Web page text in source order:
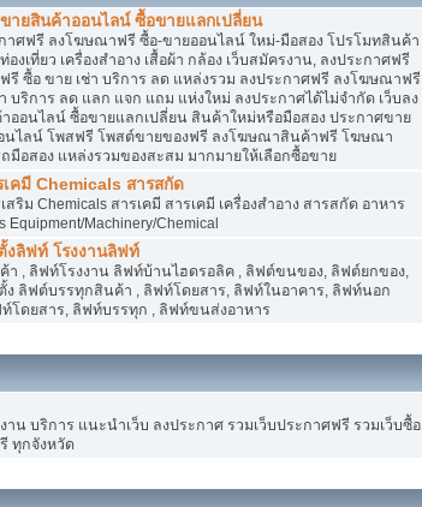
ายสินค้าออนไลน์ ซื้อขายแลกเปลี่ยน
กาศฟรี ลงโฆษณาฟรี ซื้อ-ขายออนไลน์ ใหม่-มือสอง โปรโมทสินค้า
องเที่ยว เครื่องสำอาง เสื้อผ้า กล้อง เว็บสมัครงาน, ลงประกาศฟรี
ซื้อ ขาย เช่า บริการ ลด แหล่งรวม ลงประกาศฟรี ลงโฆษณาฟรี
บริการ ลด แลก แจก แถม แห่งใหม่ ลงประกาศได้ไม่จำกัด เว็บลง
อนไลน์ ซื้อขายแลกเปลี่ยน สินค้าใหม่หรือมือสอง ประกาศขาย
นไลน์ โพสฟรี โพสต์ขายของฟรี ลงโฆษณาสินค้าฟรี โฆษณา
อสอง แหล่งรวมของสะสม มากมายให้เลือกซื้อขาย
คมี Chemicals สารสกัด
ม Chemicals สารเคมี สารเคมี เครื่องสำอาง สารสกัด อาหาร
Equipment/Machinery/Chemical
ลิฟท์ โรงงานลิฟท์
, ลิฟท์โรงงาน ลิฟท์บ้านไฮดรอลิค , ลิฟต์ขนของ, ลิฟต์ยกของ,
ง ลิฟต์บรรทุกสินค้า , ลิฟท์โดยสาร, ลิฟท์ในอาคาร, ลิฟท์นอก
โดยสาร, ลิฟท์บรรทุก , ลิฟท์ขนส่งอาหาร
น บริการ แนะนำเว็บ ลงประกาศ รวมเว็บประกาศฟรี รวมเว็บซื้อ
ทุกจังหวัด